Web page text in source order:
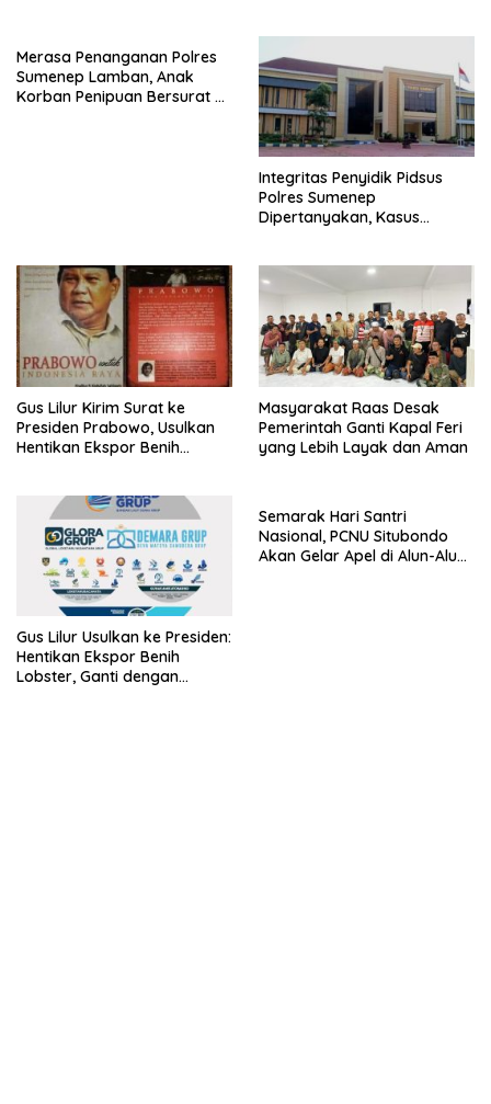
Merasa Penanganan Polres
Sumenep Lamban, Anak
Korban Penipuan Bersurat ke
Integritas Penyidik Pidsus
Polres Sumenep
Dipertanyakan, Kasus
Kepastian
Gus Lilur Kirim Surat ke
Presiden Prabowo, Usulkan
Hentikan Ekspor Benih
Masyarakat Raas Desak
Pemerintah Ganti Kapal Feri
yang Lebih Layak dan Aman
Gus Lilur Usulkan ke Presiden:
Hentikan Ekspor Benih
Lobster, Ganti dengan
Semarak Hari Santri
Nasional, PCNU Situbondo
Akan Gelar Apel di Alun-Alun